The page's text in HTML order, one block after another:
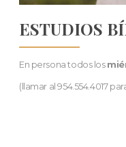
ESTUDIOS
En persona todos los
(llamar al 954.554.4017